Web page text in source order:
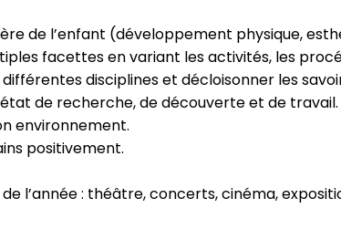
de l’enfant (développement physique,
facettes en variant les activités, les
disciplines et décloisonner les
de recherche, de découverte et de
environnement.
positivement.
l’année : théâtre, concerts, cinéma,